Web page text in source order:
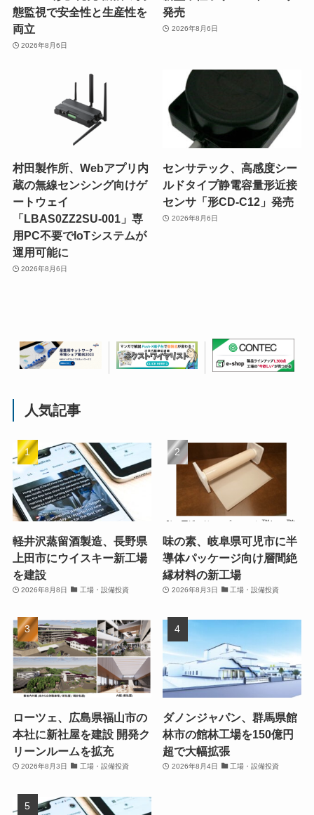
態監視で安全性と生産性を
両立
2026年8月6日
発売
2026年8月6日
村田製作所、Webアプリ内
蔵の無線センシング向けゲ
ートウェイ
「LBAS0ZZ2SU-001」専
用PC不要でIoTシステムが
運用可能に
2026年8月6日
センサテック、高感度シー
ルドタイプ静電容量形近接
センサ「形CD-C12」発売
2026年8月6日
人気記事
軽井沢蒸留酒製造、長野県
上田市にウイスキー新工場
を建設
2026年8月8日 工場・設備投資
味の素、岐阜県可児市に半
導体パッケージ向け層間絶
縁材料の新工場
2026年8月3日 工場・設備投資
ローツェ、広島県福山市の
本社に新社屋を建設 開発ク
リーンルームを拡充
2026年8月3日 工場・設備投資
ダノンジャパン、群馬県館
林市の館林工場を150億円
超で大幅拡張
2026年8月4日 工場・設備投資